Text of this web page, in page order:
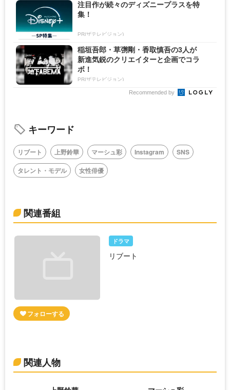
注目作が続々のディズニープラスを特
集！
PR(ザテレビジョン)
稲垣吾郎・草彅剛・香取慎吾の3人が
新進気鋭のクリエイターと企画でコラ
ボ！
PR(ザテレビジョン)
Recommended by
キーワード
リブート 上野鈴華 マーシュ彩 Instagram
SNS
タレント・モデル
女性俳優
関連番組
ドラマ
リブート
関連人物